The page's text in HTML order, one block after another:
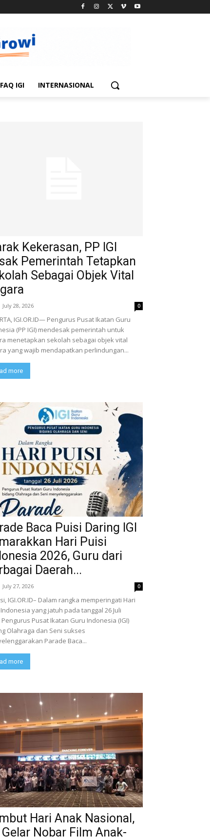
FAQ IGI INTERNASIONAL
Kekerasan, PP IGI
Pemerintah Tetapkan
Sebagai Objek Vital
July 28, 2026 0
IGI.OR.ID— Pengurus Pusat Ikatan Guru
(PP IGI) mendesak pemerintah untuk
menetapkan sekolah sebagai objek vital
yang wajib mendapatkan perlindungan...
more
Baca Puisi Daring IGI
Hari Puisi
2026, Guru dari
Daerah...
July 27, 2026 0
IGI.OR.ID– Dalam rangka memperingati Hari
yang jatuh pada tanggal 26 Juli
Pengurus Pusat Ikatan Guru Indonesia (IGI)
Olahraga dan Seni sukses
Parade Baca...
more
Hari Anak Nasional,
Gelar Nobar Film Anak-